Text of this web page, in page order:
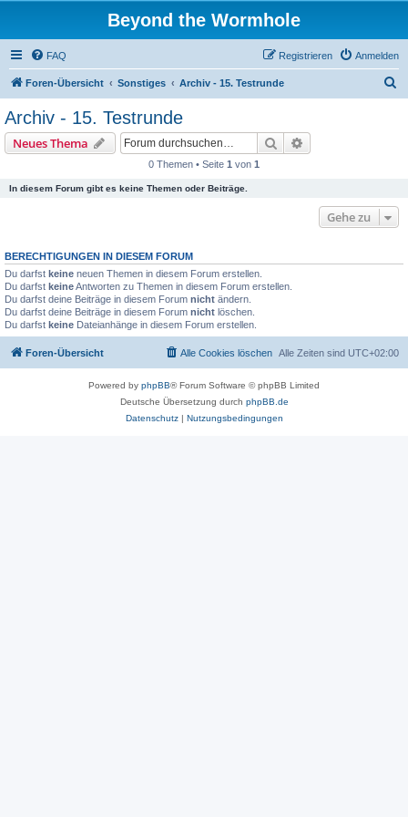
Beyond the Wormhole
FAQ Anmelden
Registrieren
Foren-Übersicht Sonstiges Archiv - 15. Testrunde
Archiv - 15. Testrunde
Neues Thema Suche
0 Themen • Seite 1 von 1
In diesem Forum gibt es keine Themen oder Beiträge.
Gehe zu
BERECHTIGUNGEN IN DIESEM FORUM
Du darfst keine neuen Themen in diesem Forum erstellen.
Du darfst keineAntworten zu Themen in diesem Forum erstellen.
Du darfst deine Beiträge in diesem Forum nicht ändern.
Du darfst deine Beiträge in diesem Forum nicht löschen.
Du darfst keine Dateianhänge in diesem Forum erstellen.
Foren-Übersicht Alle Zeiten sind UTC+02:00
Alle Cookies löschen
Powered by phpBB® Forum Software © phpBB Limited
Deutsche Übersetzung durch phpBB.de
Datenschutz| Nutzungsbedingungen